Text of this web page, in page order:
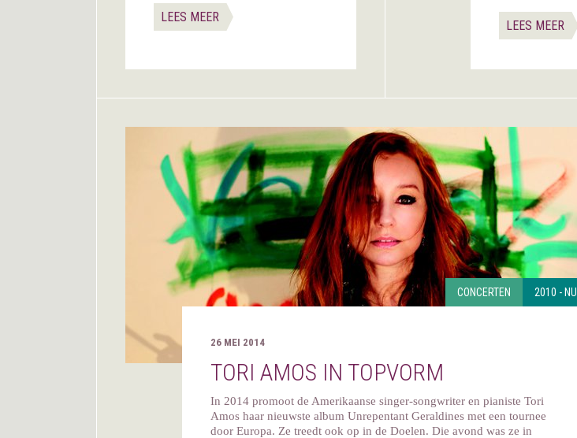
LEES MEER
LEES MEER
CONCERTEN 2010 - NU
26 MEI 2014
TORI AMOS IN TOPVORM
In 2014 promoot de Amerikaanse singer-songwriter en pianiste Tori
Amos haar nieuwste album Unrepentant Geraldines met een tournee
door Europa. Ze treedt ook op in de Doelen. Die avond was ze in